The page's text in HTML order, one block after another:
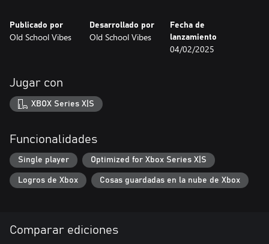
Publicado por
Old School Vibes
Desarrollado por
Old School Vibes
Fecha de
lanzamiento
04/02/2025
Jugar con
XBOX Series X|S
Funcionalidades
Single player Optimized for Xbox Series X|S
Logros de Xbox Cosas guardadas en la nube de Xbox
Comparar ediciones